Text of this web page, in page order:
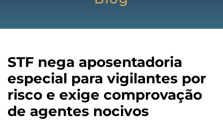
STF nega aposentadoria
especial para vigilantes por
risco e exige comprovação
de agentes nocivos